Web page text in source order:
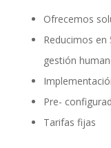
Ofrecemos
Reducimos en
gestión
Pre-
Tarifas fijas